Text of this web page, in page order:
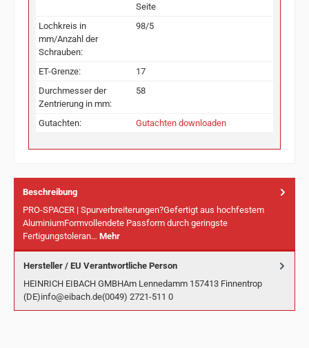
Seite
Lochkreis in
mm/Anzahl der
Schrauben:
98/5
ET-Grenze:
17
Durchmesser der
Zentrierung in mm:
58
Gutachten: Gutachten downloaden
Beschreibung
PRO-SPACER | Spurverbreiterungen?Gefertigt aus hochfestem
AluminiumFormvollendete Passform durch geringste
Fertigungstoleran… Mehr
Hersteller / EU Verantwortliche Person
HEINRICH EIBACH GMBHAm Lennedamm 157413 Finnentrop
(DE)info@eibach.de(0049) 2721-511 0